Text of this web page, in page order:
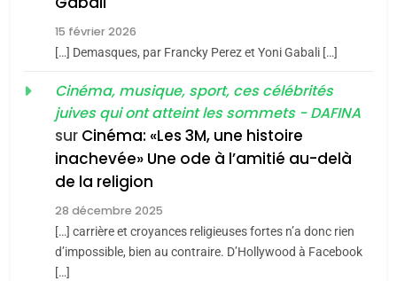
Tout sur la Nostalgie
SOUVENIRS
l’alliance pourrait
s’étendre à 13 pays
d’Amérique latine
ISRAÉL JUDAISME
15 février 2026
[…] Demasques, par Francky Perez et Yoni Gabali […]
Cinéma, musique, sport, ces célébrités
juives qui ont atteint les sommets - DAFINA
sur Cinéma: «Les 3M, une histoire
inachevée» Une ode à l’amitié au-delà
de la religion
28 décembre 2025
[…] carrière et croyances religieuses fortes n’a donc rien
d’impossible, bien au contraire. D’Hollywood à Facebook
[…]
POURQUOI JE REVENDIQUE
Zrihen-Dvir
CE QUI NOUS MANQUE –
Jacques Hadida
JUDAISME
Maroc : Les amandes de